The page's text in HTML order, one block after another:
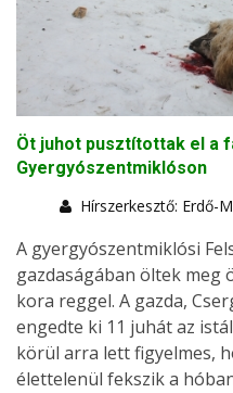
Öt juhot pusztítottak el a
Gyergyószentmiklóson
Hírszerkesztő: Erdő-
A gyergyószentmiklósi
gazdaságában öltek meg
kora reggel. A gazda,
engedte ki 11 juhát az
körül arra lett figyelmes,
élettelenül fekszik a